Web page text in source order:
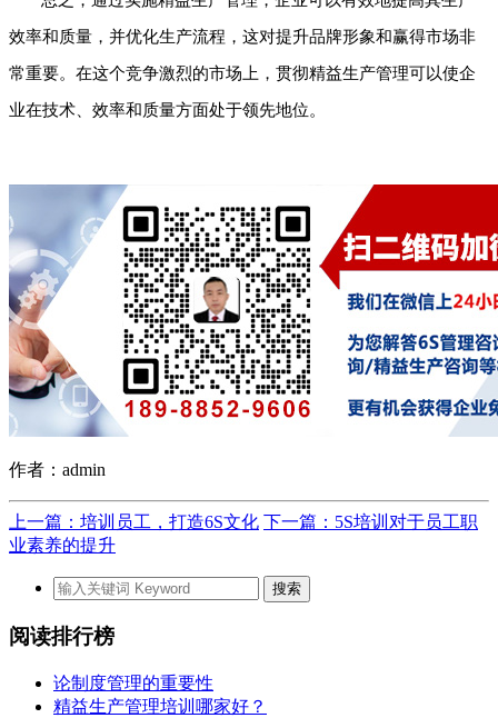
效率和质量，并优化生产流程，这对提升品牌形象和赢得市场非
常重要。在这个竞争激烈的市场上，贯彻精益生产管理可以使企
业在技术、效率和质量方面处于领先地位。
作者：admin
上一篇：培训员工，打造6S文化 下一篇：5S培训对于员工职
业素养的提升
阅读排行榜
论制度管理的重要性
精益生产管理培训哪家好？